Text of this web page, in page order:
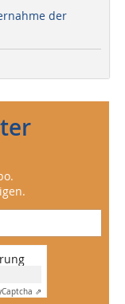
der
Captcha ⇗